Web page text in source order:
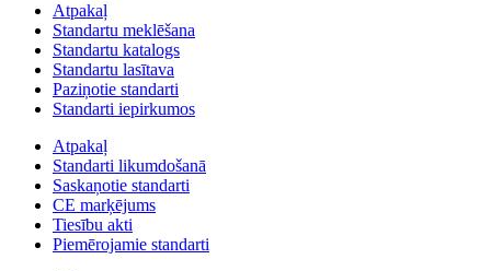
Atpakaļ
Standartu meklēšana
Standartu katalogs
Standartu lasītava
Paziņotie standarti
Standarti iepirkumos
Atpakaļ
Standarti likumdošanā
Saskaņotie standarti
CE marķējums
Tiesību akti
Piemērojamie standarti